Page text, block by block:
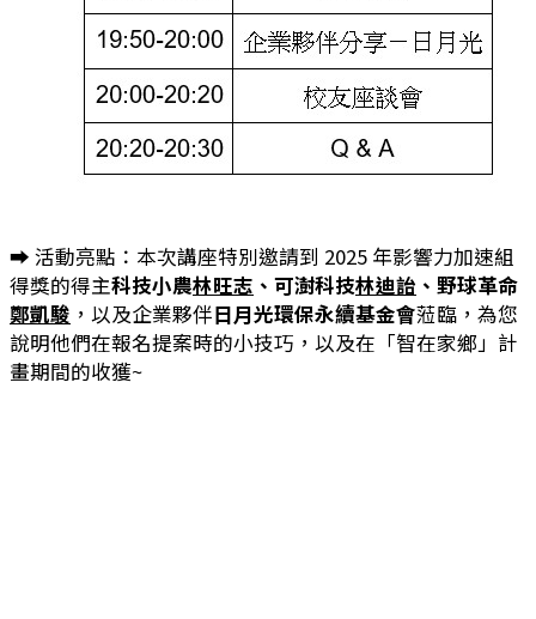
➡️ 活動亮點：本次講座特別邀請到 2025 年影響力加速組
得獎的得主科技小農林旺志 、可澍科技林迪詒 、野球革命
鄭凱駿 ，以及企業夥伴日月光環保永續基金會蒞臨，為您
說明他們在報名提案時的小技巧，以及在「智在家鄉」計
畫期間的收獲~